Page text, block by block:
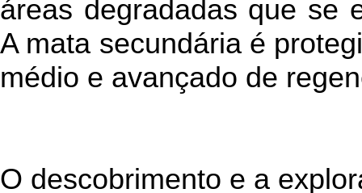
áreas degradadas que se
A mata secundária é
médio e avançado de
O descobrimento e a